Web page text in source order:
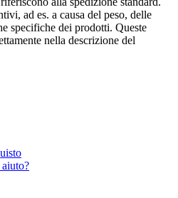
ad es. a causa del peso, delle
specifiche dei prodotti. Queste
nella descrizione del